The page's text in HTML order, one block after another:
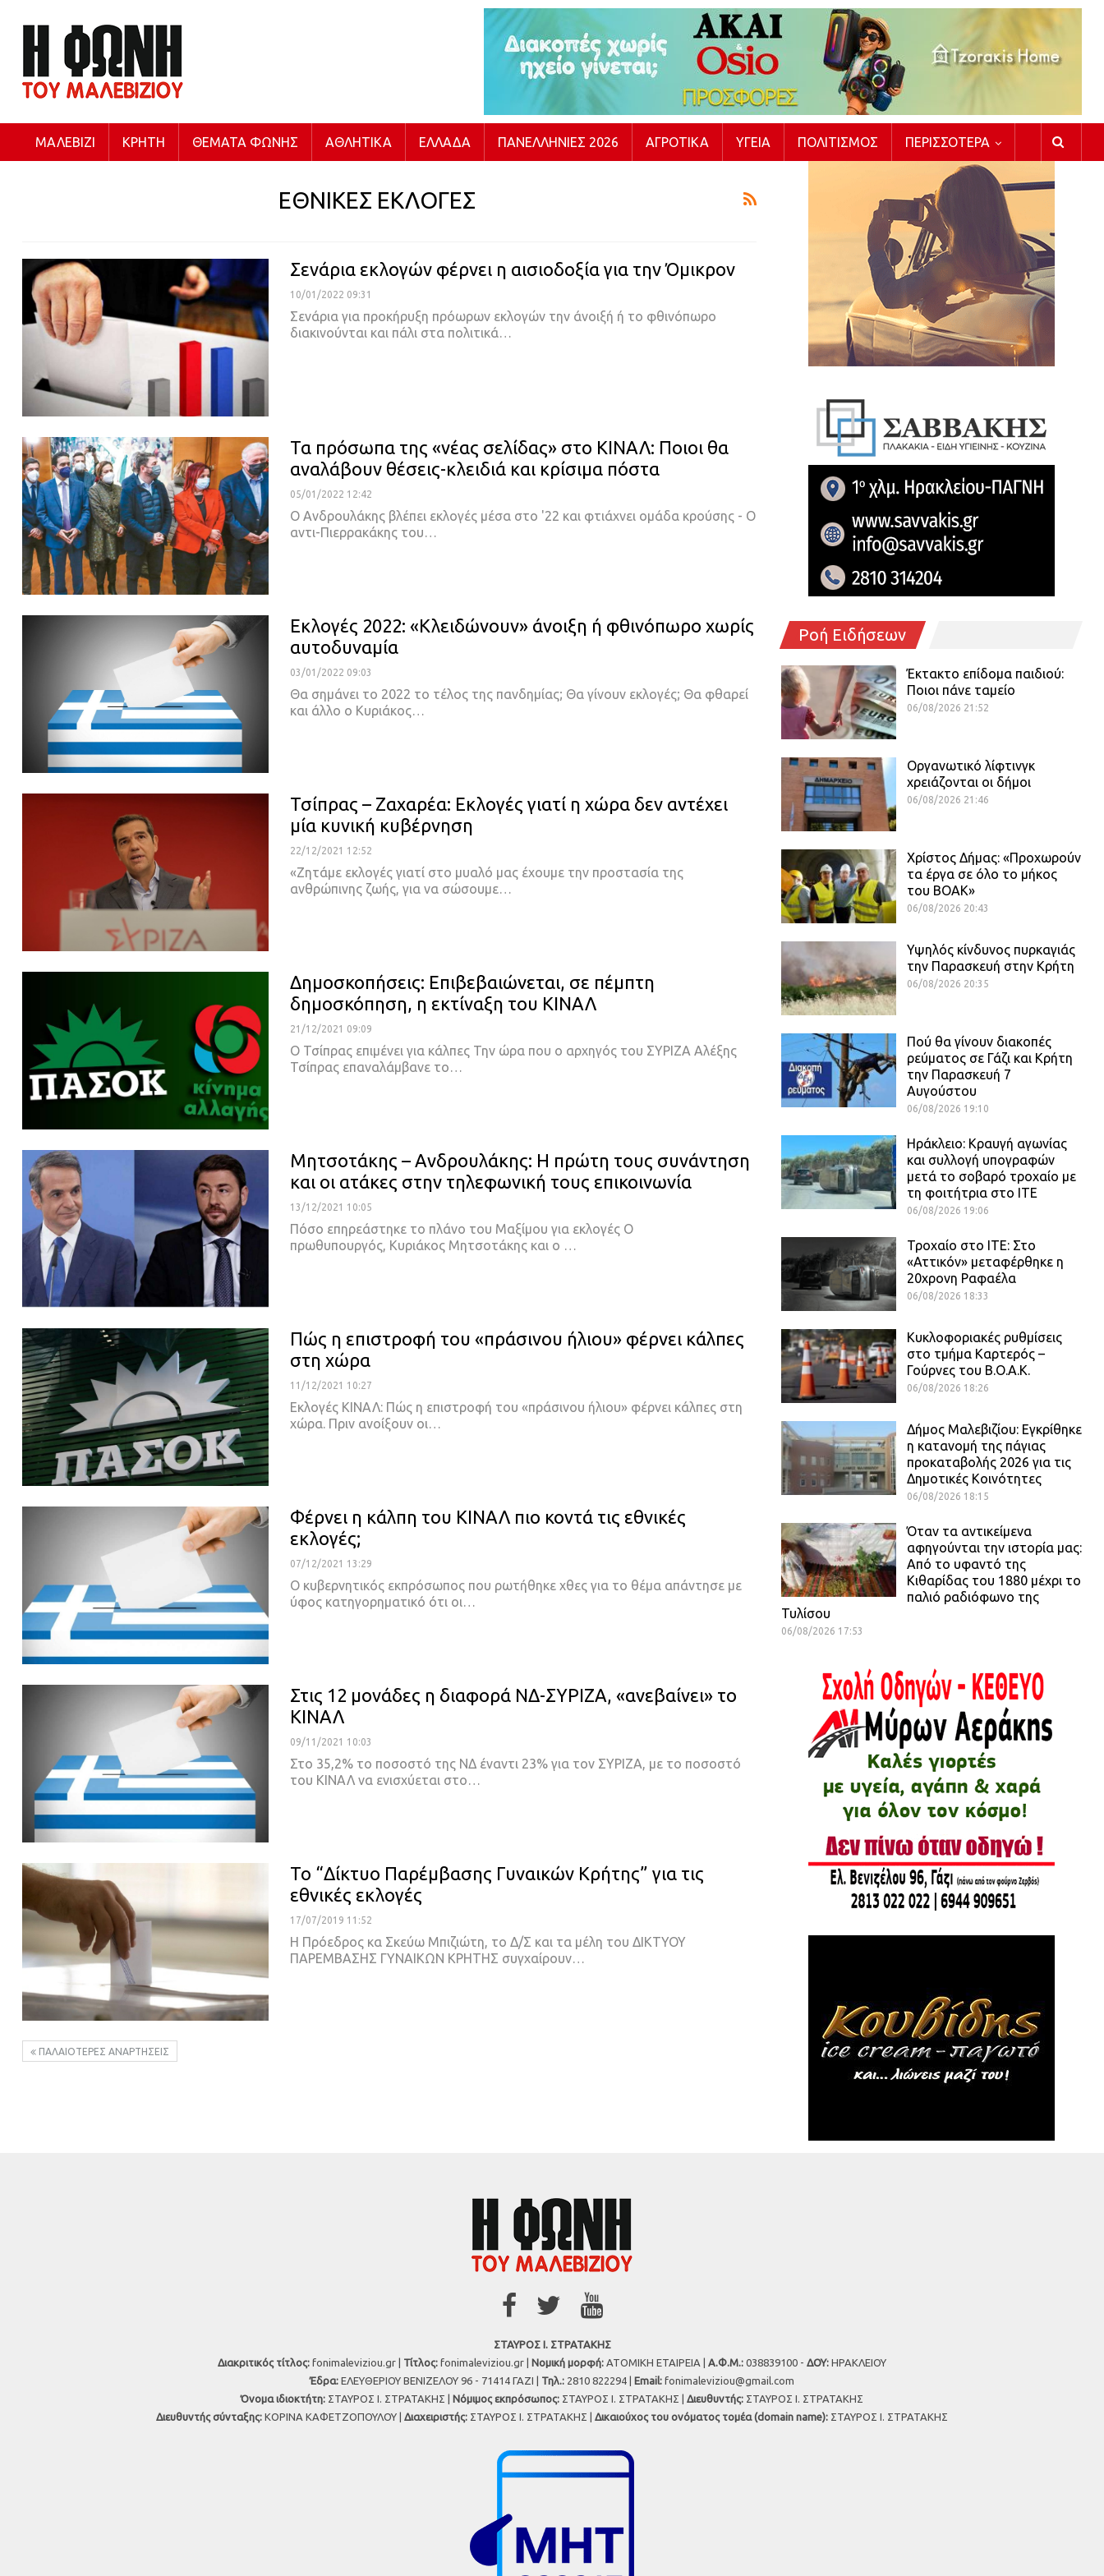
ΜΑΛΕΒΊΖΙ ΚΡΉΤΗ ΘΈΜΑΤΑ ΦΩΝΉΣ ΑΘΛΗΤΙΚΆ ΕΛΛΆΔΑ ΠΑΝΕΛΛΉΝΙΕΣ 2026 ΑΓΡΟΤΙΚΆ ΥΓΕΊΑ ΠΟΛΙΤΙΣΜΌΣ ΠΕΡΙΣΣΌΤΕΡΑ
ΕΘΝΙΚΕΣ ΕΚΛΟΓΕΣ
Σενάρια εκλογών φέρνει η αισιοδοξία για την Όμικρον
10/01/2022 09:31
Σενάρια για προκήρυξη πρόωρων εκλογών την άνοιξή ή το φθινόπωρο
διακινούνται και πάλι στα πολιτικά…
Τα πρόσωπα της «νέας σελίδας» στο ΚΙΝΑΛ: Ποιοι θα
αναλάβουν θέσεις-κλειδιά και κρίσιμα πόστα
05/01/2022 12:42
O Ανδρουλάκης βλέπει εκλογές μέσα στο '22 και φτιάχνει ομάδα κρούσης - Ο
αντι-Πιερρακάκης του…
Εκλογές 2022: «Κλειδώνουν» άνοιξη ή φθινόπωρο χωρίς
αυτοδυναμία
03/01/2022 09:03
Θα σημάνει το 2022 το τέλος της πανδημίας; Θα γίνουν εκλογές; Θα φθαρεί
και άλλο ο Κυριάκος…
Τσίπρας – Ζαχαρέα: Εκλογές γιατί η χώρα δεν αντέχει
μία κυνική κυβέρνηση
22/12/2021 12:52
«Ζητάμε εκλογές γιατί στο μυαλό μας έχουμε την προστασία της
ανθρώπινης ζωής, για να σώσουμε…
Δημοσκοπήσεις: Επιβεβαιώνεται, σε πέμπτη
δημοσκόπηση, η εκτίναξη του ΚΙΝΑΛ
21/12/2021 09:09
O Τσίπρας επιμένει για κάλπες Την ώρα που ο αρχηγός του ΣΥΡΙΖΑ Αλέξης
Τσίπρας επαναλάμβανε το…
Μητσοτάκης – Ανδρουλάκης: Η πρώτη τους συνάντηση
και οι ατάκες στην τηλεφωνική τους επικοινωνία
13/12/2021 10:05
Πόσο επηρεάστηκε το πλάνο του Μαξίμου για εκλογές Ο
πρωθυπουργός, Κυριάκος Μητσοτάκης και ο …
Πώς η επιστροφή του «πράσινου ήλιου» φέρνει κάλπες
στη χώρα
11/12/2021 10:27
Εκλογές ΚΙΝΑΛ: Πώς η επιστροφή του «πράσινου ήλιου» φέρνει κάλπες στη
χώρα. Πριν ανοίξουν οι…
Φέρνει η κάλπη του ΚΙΝΑΛ πιο κοντά τις εθνικές
εκλογές;
07/12/2021 13:29
Ο κυβερνητικός εκπρόσωπος που ρωτήθηκε χθες για το θέμα απάντησε με
ύφος κατηγορηματικό ότι οι…
Στις 12 μονάδες η διαφορά ΝΔ-ΣΥΡΙΖΑ, «ανεβαίνει» το
ΚΙΝΑΛ
09/11/2021 10:03
Στο 35,2% το ποσοστό της ΝΔ έναντι 23% για τον ΣΥΡΙΖΑ, με το ποσοστό
του ΚΙΝΑΛ να ενισχύεται στο…
Το “Δίκτυο Παρέμβασης Γυναικών Κρήτης” για τις
εθνικές εκλογές
17/07/2019 11:52
H Πρόεδρος κα Σκεύω Μπιζιώτη, το Δ/Σ και τα μέλη του ΔΙΚΤΥΟΥ
ΠΑΡΕΜΒΑΣΗΣ ΓΥΝΑΙΚΩΝ ΚΡΗΤΗΣ συγχαίρουν…
ΠΑΛΑΙΌΤΕΡΕΣ ΑΝΑΡΤΉΣΕΙΣ
Ροή Ειδήσεων
Έκτακτο επίδομα παιδιού:
Ποιοι πάνε ταμείο
06/08/2026 21:52
Οργανωτικό λίφτινγκ
χρειάζονται οι δήμοι
06/08/2026 21:46
Χρίστος Δήμας: «Προχωρούν
τα έργα σε όλο το μήκος
του ΒΟΑΚ»
06/08/2026 20:43
Υψηλός κίνδυνος πυρκαγιάς
την Παρασκευή στην Κρήτη
06/08/2026 20:35
Πού θα γίνουν διακοπές
ρεύματος σε Γάζι και Κρήτη
την Παρασκευή 7
Αυγούστου
06/08/2026 19:10
Ηράκλειο: Κραυγή αγωνίας
και συλλογή υπογραφών
μετά το σοβαρό τροχαίο με
τη φοιτήτρια στο ΙΤΕ
06/08/2026 19:06
Τροχαίο στο ΙΤΕ: Στο
«Αττικόν» μεταφέρθηκε η
20χρονη Ραφαέλα
06/08/2026 18:33
Κυκλοφοριακές ρυθμίσεις
στο τμήμα Καρτερός –
Γούρνες του Β.Ο.Α.Κ.
06/08/2026 18:26
Δήμος Μαλεβιζίου: Εγκρίθηκε
η κατανομή της πάγιας
προκαταβολής 2026 για τις
Δημοτικές Κοινότητες
06/08/2026 18:15
Όταν τα αντικείμενα
αφηγούνται την ιστορία μας:
Από το υφαντό της
Κιθαρίδας του 1880 μέχρι το
παλιό ραδιόφωνο της
Τυλίσου
06/08/2026 17:53
ΣΤΑΥΡΟΣ Ι. ΣΤΡΑΤΑΚΗΣ
Διακριτικός τίτλος: fonimaleviziou.gr | Τίτλος: fonimaleviziou.gr | Νομική μορφή: ΑΤΟΜΙΚΗ ΕΤΑΙΡΕΙΑ | Α.Φ.Μ.: 038839100 - ΔΟΥ: ΗΡΑΚΛΕΙΟΥ
Έδρα: ΕΛΕΥΘΕΡΙΟΥ ΒΕΝΙΖΕΛΟΥ 96 - 71414 ΓΑΖΙ | Τηλ.: 2810 822294 | Εmail: fonimaleviziou@gmail.com
Όνομα ιδιοκτήτη: ΣΤΑΥΡΟΣ Ι. ΣΤΡΑΤΑΚΗΣ | Νόμιμος εκπρόσωπος: ΣΤΑΥΡΟΣ Ι. ΣΤΡΑΤΑΚΗΣ | Διευθυντής: ΣΤΑΥΡΟΣ Ι. ΣΤΡΑΤΑΚΗΣ
Διευθυντής σύνταξης: ΚΟΡΙΝΑ ΚΑΦΕΤΖΟΠΟΥΛΟΥ | Διαχειριστής: ΣΤΑΥΡΟΣ Ι. ΣΤΡΑΤΑΚΗΣ | Δικαιούχος του ονόματος τομέα (domain name): ΣΤΑΥΡΟΣ Ι. ΣΤΡΑΤΑΚΗΣ